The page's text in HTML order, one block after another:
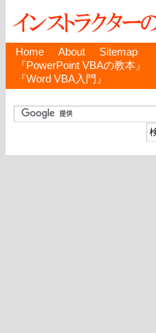
Home About Sitemap
『PowerPoint VBAの教本』
『Word VBA入門』